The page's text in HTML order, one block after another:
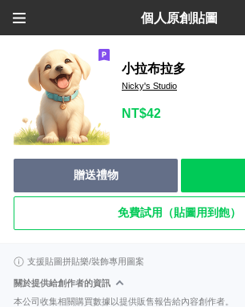
個人原創貼圖
小拉布拉多
Nicky's Studio
NT$42
贈送禮物
免費試用（貼圖用到飽）
支援貼圖拼貼樂/裝飾專用圖案
關於提供給創作者的資訊
本公司收集相關購買數據以提供販售報告給內容創作者。